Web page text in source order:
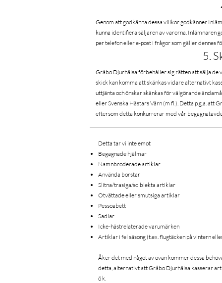
Genom att godkänna dessa villkor godkänner
kunna identifiera säljaren av varorna. Inlämnaren
per telefon eller e-post i frågor som gäller dennes
5.
Gråbo Djurhälsa förbehåller sig rätten att sälja de
skick kan komma att skänkas vidare alternativt
uttjänta och önskar skänkas för välgörande
eller Svenska Hästars Värn (m fl.). Detta p.g.a. att
eftersom detta konkurrerar med vår
Detta tar vi inte emot
Begagnade hjälmar
Namnbroderade artiklar
Använda borstar
Slitna/trasiga/solblekta artiklar
Otvättade eller smutsiga artiklar
Pessoabett
Sadlar
Icke-hästrelaterade varumärken
Artiklar i fel säsong (t.ex. flugtäcken på vintern
Åker det med något av ovan kommer dessa
detta, alternativt att Gråbo Djurhälsa kasserar
ö k.